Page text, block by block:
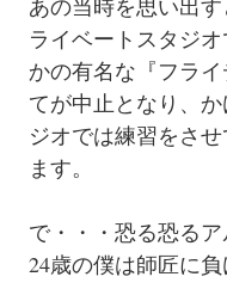
あの当時を思い出
ライベートスタジ
かの有名な『フラ
てが中止となり、
ジオでは練習をさ
ます。
で・・・恐る恐る
24歳の僕は師匠に